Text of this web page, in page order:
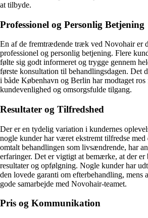
at tilbyde.
Professionel og Personlig Betjening
En af de fremtrædende træk ved Novohair er
professionel og personlig betjening. Flere
følte sig godt informeret og trygge gennem
første konsultation til behandlingsdagen. Det
i både København og Berlin har modtaget ros
kundevenlighed og omsorgsfulde tilgang.
Resultater og Tilfredshed
Der er en tydelig variation i kundernes
nogle kunder har været ekstremt tilfredse med
omtalt behandlingen som livsændrende, har
erfaringer. Det er vigtigt at bemærke, at der er
resultater og opfølgning. Nogle kunder har
den lovede garanti om efterbehandling, mens
gode samarbejde med Novohair-teamet.
Pris og Kommunikation